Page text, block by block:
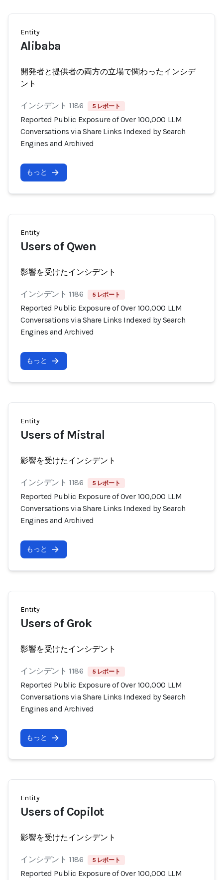
Entity
Alibaba
開発者と提供者の両方の立場で関わったインシデ
ント
インシデント 1186 5 レポート
Reported Public Exposure of Over 100,000 LLM
Conversations via Share Links Indexed by Search
Engines and Archived
もっと
Entity
Users of Qwen
影響を受けたインシデント
インシデント 1186 5 レポート
Reported Public Exposure of Over 100,000 LLM
Conversations via Share Links Indexed by Search
Engines and Archived
もっと
Entity
Users of Mistral
影響を受けたインシデント
インシデント 1186 5 レポート
Reported Public Exposure of Over 100,000 LLM
Conversations via Share Links Indexed by Search
Engines and Archived
もっと
Entity
Users of Grok
影響を受けたインシデント
インシデント 1186 5 レポート
Reported Public Exposure of Over 100,000 LLM
Conversations via Share Links Indexed by Search
Engines and Archived
もっと
Entity
Users of Copilot
影響を受けたインシデント
インシデント 1186 5 レポート
Reported Public Exposure of Over 100,000 LLM